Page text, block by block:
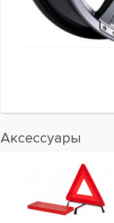
Аксессуары